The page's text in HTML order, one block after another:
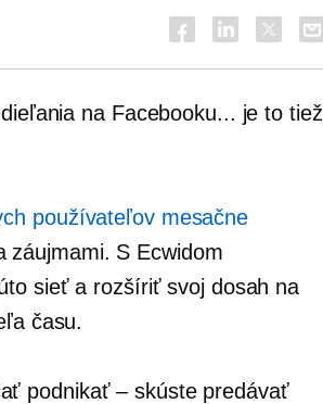
na Facebooku... je to tiež
používateľov mesačne
záujmami. S Ecwidom
sieť a rozšíriť svoj dosah na
času.
podnikať – skúste predávať